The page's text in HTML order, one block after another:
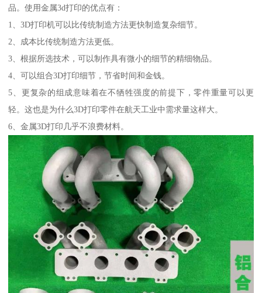
品。使用金属3d打印的优点有：
1、3D打印机可以比传统制造方法更快制造复杂细节。
2、成本比传统制造方法更低。
3、根据所选技术，可以制作具有微小的细节的精细物品。
4、可以组合3D打印细节，节省时间和金钱。
5、更复杂的组成意味着在不牺牲强度的前提下，零件重量可以更
轻。这也是为什么3D打印零件在航天工业中需求量这样大。
6、金属3D打印几乎不浪费材料。